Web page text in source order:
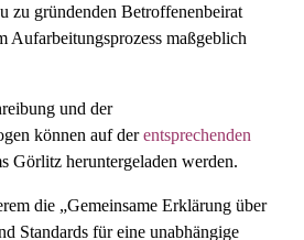
zu gründenden Betroffenenbeirat
Aufarbeitungsprozess maßgeblich
und der
können auf derentsprechenden
Görlitz heruntergeladen werden.
die „Gemeinsame Erklärung über
Standards für eine unabhängige